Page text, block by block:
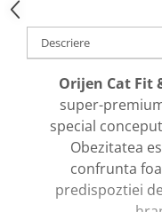
Descriere
Orijen Cat Fit
super-
special
Obezitatea
confrunta
predispoztiei